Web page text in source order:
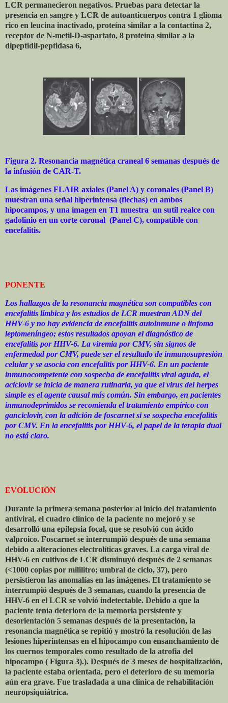
LCR permanecieron negativos. Pruebas para detectar la
presencia en sangre y LCR de autoanticuerpos contra 1 glioma
rico en leucina inactivado, proteína similar a la contactina 2,
receptor de N-metil-D-aspartato, 8 proteína similar a la
dipeptidil-peptidasa 6,
Figura 2. Resonancia magnética craneal 6 semanas después de
la infusión de CAR-T.
Las imágenes FLAIR axiales (Panel A) y coronales (Panel B)
muestran una señal hiperintensa (flechas) en ambos
hipocampos, y una imagen en T1 muestra un sutil realce con
gadolinio en un corte coronal (Panel C), compatible con
encefalitis.
PONENTE
Los hallazgos de la resonancia magnética son compatibles con
encefalitis límbica y los estudios de LCR muestran ADN del
HHV-6 y no hay evidencia de encefalitis autoinmune o linfoma
leptomeníngeo; estos resultados apoyan el diagnóstico de
encefalitis por HHV-6. La viremia por CMV, sin signos de
enfermedad por CMV, puede ser el resultado de inmunosupresión
celular y se asocia con encefalitis por HHV-6. En un paciente
inmunocompetente con sospecha de encefalitis viral aguda, el
aciclovir se inicia de manera rutinaria, ya que el virus del herpes
simple es el agente causal más común. Sin embargo, en pacientes
inmunodeprimidos se recomienda el tratamiento empírico con
ganciclovir, con la adición de foscarnet si se sospecha encefalitis
por CMV. En la encefalitis por HHV-6, el papel de la terapia dual
no está claro.
EVOLUCIÓN
Durante la primera semana posterior al inicio del tratamiento
antiviral, el cuadro clínico de la paciente no mejoró y se
desarrolló una epilepsia focal, que se resolvió con ácido
valproico. Foscarnet se interrumpió después de una semana
debido a alteraciones electrolíticas graves. La carga viral de
HHV-6 en cultivos de LCR disminuyó después de 2 semanas
(<1000 copias por mililitro; umbral de ciclo, 37), pero
persistieron las anomalías en las imágenes. El tratamiento se
interrumpió después de 3 semanas, cuando la presencia de
HHV-6 en el LCR se volvió indetectable. Debido a que la
paciente tenía deterioro de la memoria persistente y
desorientación 5 semanas después de la presentación, la
resonancia magnética se repitió y mostró la resolución de las
lesiones hiperintensas en el hipocampo con ensanchamiento de
los cuernos temporales como resultado de la atrofia del
hipocampo ( Figura 3).). Después de 3 meses de hospitalización,
la paciente estaba orientada, pero el deterioro de su memoria
aún era grave. Fue trasladada a una clínica de rehabilitación
neuropsiquiátrica.